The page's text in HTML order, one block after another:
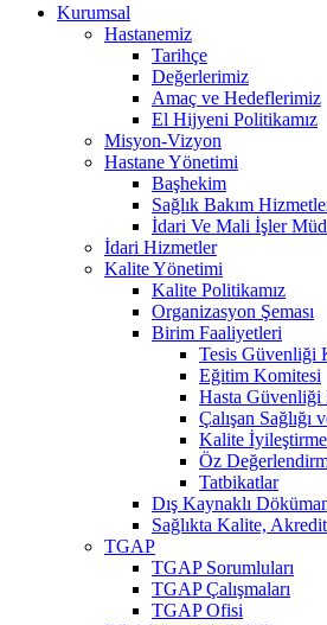
Kurumsal
Hastanemiz
Tarihçe
Değerlerimiz
Amaç ve Hedeflerimiz
El Hijyeni Politikamız
Misyon-Vizyon
Hastane Yönetimi
Başhekim
Sağlık Bakım
İdari Ve Mali İşler
İdari Hizmetler
Kalite Yönetimi
Kalite Politikamız
Organizasyon Şeması
Birim Faaliyetleri
Tesis Güvenliği
Eğitim Komitesi
Hasta Güvenliği
Çalışan
Kalite
Öz
Tatbikatlar
Dış Kaynaklı
Sağlıkta Kalite,
TGAP
TGAP Sorumluları
TGAP Çalışmaları
TGAP Ofisi